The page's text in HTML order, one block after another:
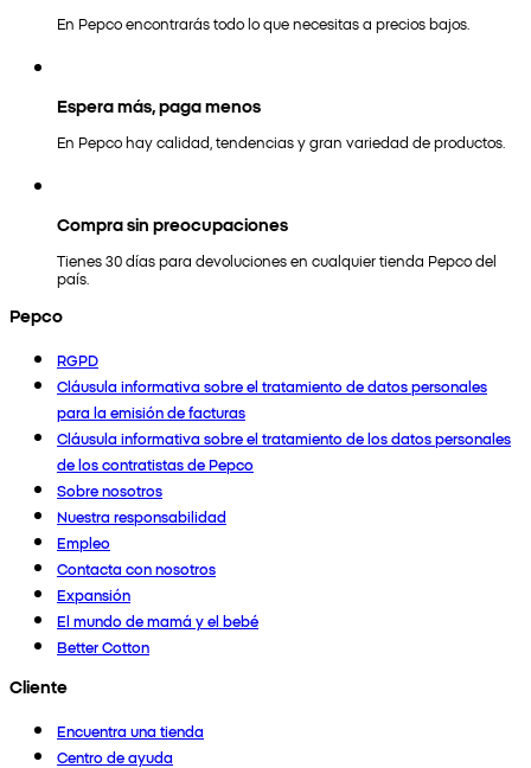
En Pepco encontrarás todo lo que necesitas a precios bajos.
Espera más, paga menos
En Pepco hay calidad, tendencias y gran variedad de productos.
Compra sin preocupaciones
Tienes 30 días para devoluciones en cualquier tienda Pepco del
país.
Pepco
RGPD
Cláusula informativa sobre el tratamiento de datos personales
para la emisión de facturas
Cláusula informativa sobre el tratamiento de los datos personales
de los contratistas de Pepco
Sobre nosotros
Nuestra responsabilidad
Empleo
Contacta con nosotros
Expansión
El mundo de mamá y el bebé
Better Cotton
Cliente
Encuentra una tienda
Centro de ayuda